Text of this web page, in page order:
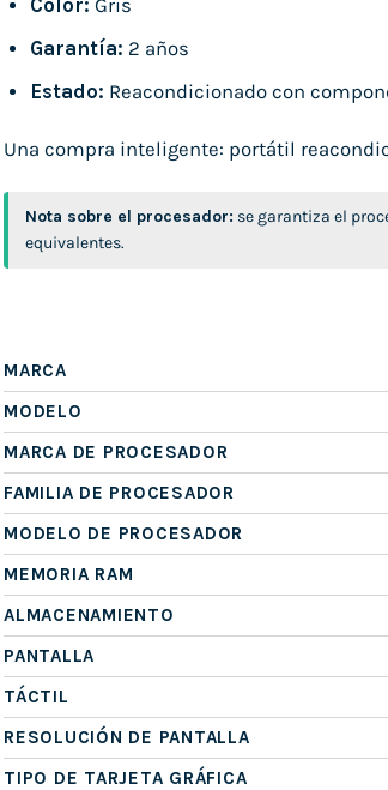
Color: Gris
Garantía: 2 años
Estado: Reacondicionado con
Una compra inteligente: portátil
Nota sobre el procesador: se garantiza el
equivalentes.
MARCA
MODELO
MARCA DE PROCESADOR
FAMILIA DE PROCESADOR
MODELO DE PROCESADOR
MEMORIA RAM
ALMACENAMIENTO
PANTALLA
TÁCTIL
RESOLUCIÓN DE PANTALLA
TIPO DE TARJETA GRÁFICA